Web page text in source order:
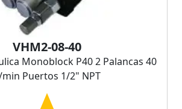
VHM2-08-40
Monoblock P40 2 Palancas 40
min Puertos 1/2" NPT